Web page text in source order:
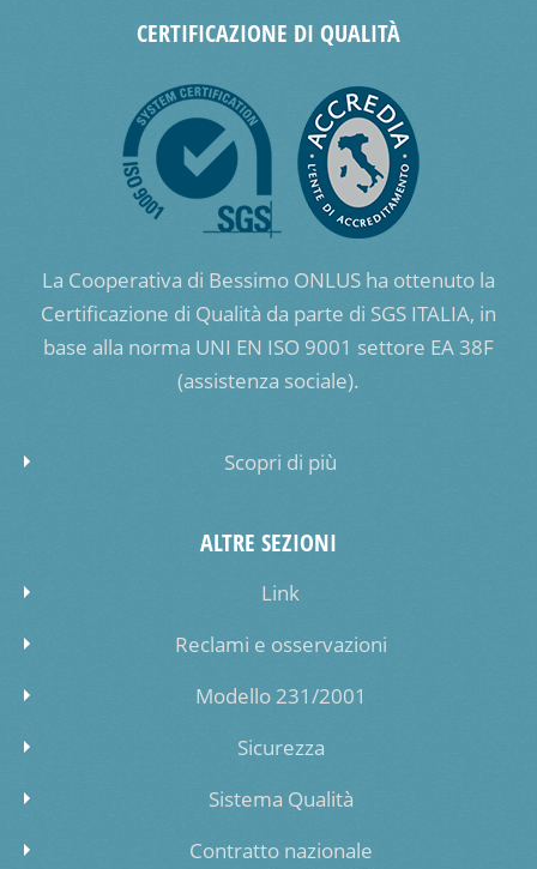
CERTIFICAZIONE DI QUALITÀ
La Cooperativa di Bessimo ONLUS ha ottenuto la
Certificazione di Qualità da parte di SGS ITALIA, in
base alla norma UNI EN ISO 9001 settore EA 38F
(assistenza sociale).
Scopri di più
ALTRE SEZIONI
Link
Reclami e osservazioni
Modello 231/2001
Sicurezza
Sistema Qualità
Contratto nazionale